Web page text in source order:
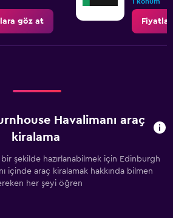
göz at
Havalimanı araç
kiralama
şekilde hazırlanabilmek için Edinburgh
içinde araç kiralamak hakkında bilmen
her şeyi öğren